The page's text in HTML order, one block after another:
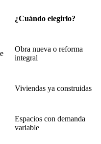
¿Cuándo elegirlo?
Obra nueva o reforma
integral
Viviendas ya construidas
Espacios con demanda
variable